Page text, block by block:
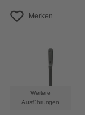
Merken
Weitere
Ausführungen